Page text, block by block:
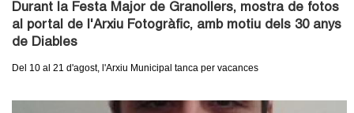
Durant la Festa Major de Granollers, mostra de fotos
al portal de l'Arxiu Fotogràfic, amb motiu dels 30 anys
de Diables
Del 10 al 21 d'agost, l'Arxiu Municipal tanca per vacances